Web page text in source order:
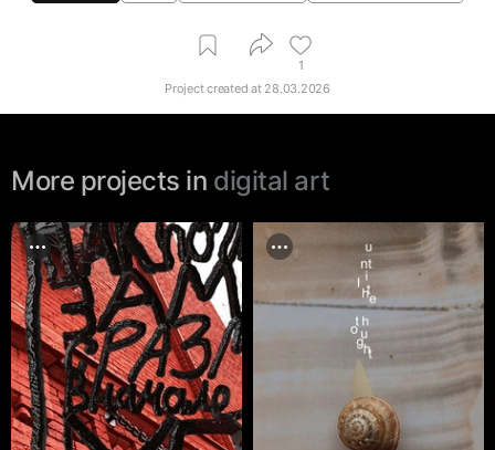
1
Project created at 28.03.2026
More projects in digital art